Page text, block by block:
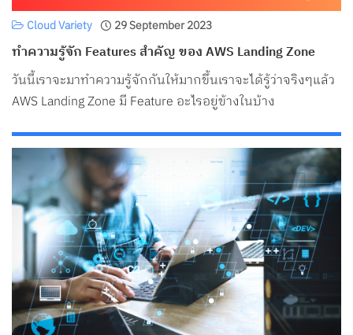
29 September 2023
Cloud Variety
ทำความรู้จัก Features สำคัญ ของ AWS Landing Zone
วันนี้เราจะมาทำความรู้จักกันให้มากขึ้นเราจะได้รู้ว่าจริงๆแล้ว
AWS Landing Zone มี Feature อะไรอยู่ข้างในบ้าง